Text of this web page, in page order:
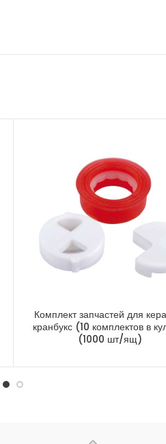
Комплект запчастей для
кранбукс (10 комплектов в
(1000 шт/ящ)